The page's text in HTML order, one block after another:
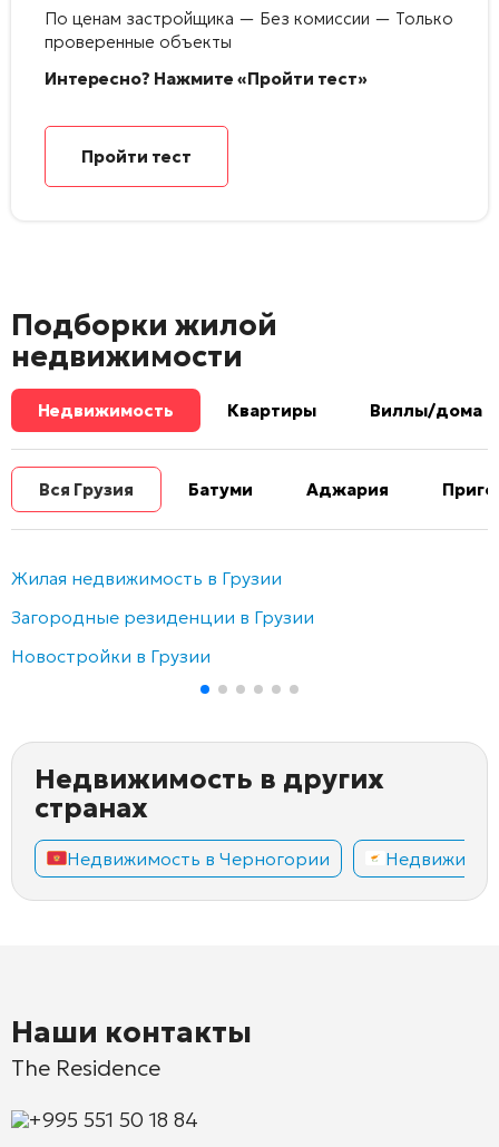
По ценам застройщика — Без комиссии — Только
проверенные объекты
Интересно? Нажмите «Пройти тест»
Пройти тест
Подборки жилой
недвижимости
Недвижимость Квартиры Виллы/дома
Вся Грузия Батуми Аджария
Жилая недвижимость в Грузии
Загородные резиденции в Грузии
Новостройки в Грузии
Недвижимость в других
странах
Недвижимость в Черногории
Наши контакты
The Residence
+995 551 50 18 84